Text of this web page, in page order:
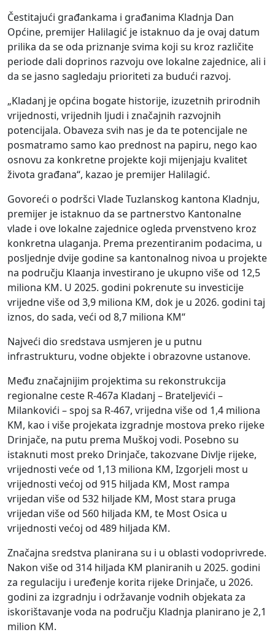
Čestitajući građankama i građanima Kladnja Dan
Općine, premijer Halilagić je istaknuo da je ovaj datum
prilika da se oda priznanje svima koji su kroz različite
periode dali doprinos razvoju ove lokalne zajednice, ali i
da se jasno sagledaju prioriteti za budući razvoj.
„Kladanj je općina bogate historije, izuzetnih prirodnih
vrijednosti, vrijednih ljudi i značajnih razvojnih
potencijala. Obaveza svih nas je da te potencijale ne
posmatramo samo kao prednost na papiru, nego kao
osnovu za konkretne projekte koji mijenjaju kvalitet
života građana“, kazao je premijer Halilagić.
Govoreći o podršci Vlade Tuzlanskog kantona Kladnju,
premijer je istaknuo da se partnerstvo Kantonalne
vlade i ove lokalne zajednice ogleda prvenstveno kroz
konkretna ulaganja. Prema prezentiranim podacima, u
posljednje dvije godine sa kantonalnog nivoa u projekte
na području Klaanja investirano je ukupno više od 12,5
miliona KM. U 2025. godini pokrenute su investicije
vrijedne više od 3,9 miliona KM, dok je u 2026. godini taj
iznos, do sada, veći od 8,7 miliona KM“
Najveći dio sredstava usmjeren je u putnu
infrastrukturu, vodne objekte i obrazovne ustanove.
Među značajnijim projektima su rekonstrukcija
regionalne ceste R-467a Kladanj – Brateljevići –
Milankovići – spoj sa R-467, vrijedna više od 1,4 miliona
KM, kao i više projekata izgradnje mostova preko rijeke
Drinjače, na putu prema Muškoj vodi. Posebno su
istaknuti most preko Drinjače, takozvane Divlje rijeke,
vrijednosti veće od 1,13 miliona KM, Izgorjeli most u
vrijednosti većoj od 915 hiljada KM, Most rampa
vrijedan više od 532 hiljade KM, Most stara pruga
vrijedan više od 560 hiljada KM, te Most Osica u
vrijednosti većoj od 489 hiljada KM.
Značajna sredstva planirana su i u oblasti vodoprivrede.
Nakon više od 314 hiljada KM planiranih u 2025. godini
za regulaciju i uređenje korita rijeke Drinjače, u 2026.
godini za izgradnju i održavanje vodnih objekata za
iskorištavanje voda na području Kladnja planirano je 2,1
milion KM.